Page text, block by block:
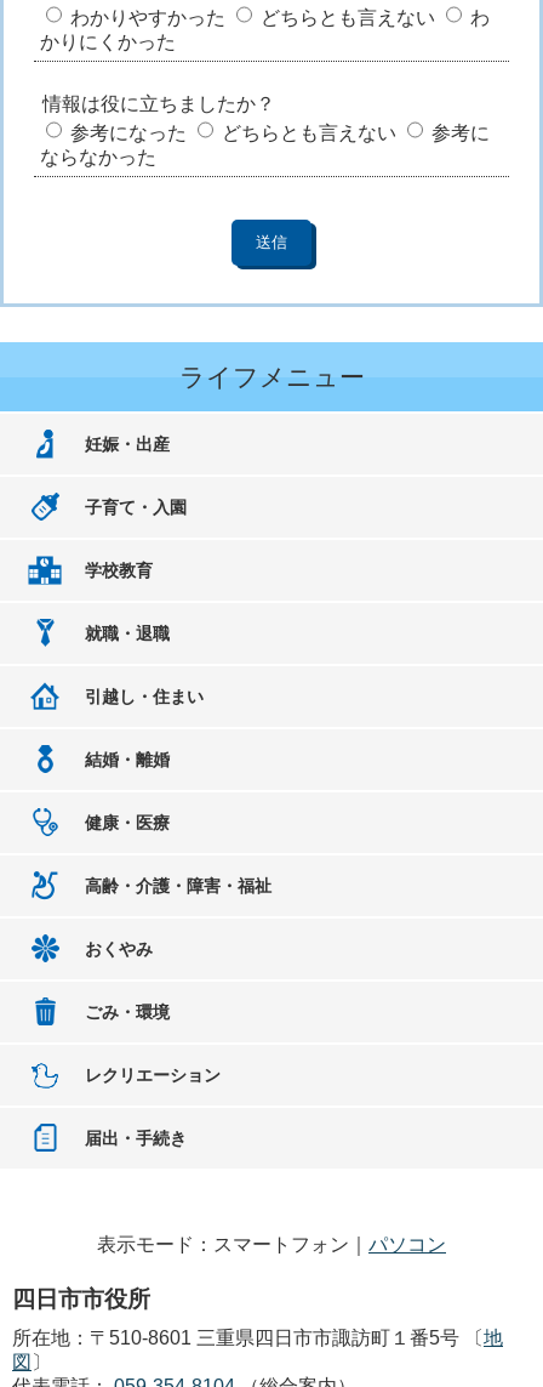
わかりやすかった
どちらとも言えない
わ
かりにくかった
情報は役に立ちましたか？
参考になった
どちらとも言えない
参考に
ならなかった
ライフメニュー
妊娠・出産
子育て・入園
学校教育
就職・退職
引越し・住まい
結婚・離婚
健康・医療
高齢・介護・障害・福祉
おくやみ
ごみ・環境
レクリエーション
届出・手続き
表示モード：スマートフォン｜ パソコン
四日市市役所
所在地：〒510-8601 三重県四日市市諏訪町１番5号 〔地
図 〕